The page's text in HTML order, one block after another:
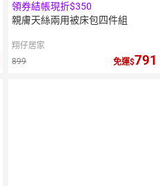
領券結帳現折$350
親膚天絲兩用被床包四件組
翔仔居家
899
免運 791